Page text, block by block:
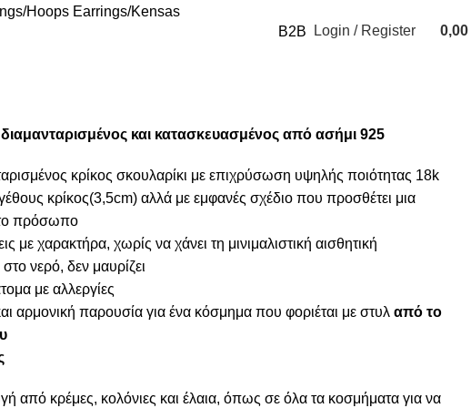
B2B Login / Register 0,00
Hoops Earrings Kensas
διαμανταρισμένος και κατασκευασμένος από ασήμι 925
κρίκος σκουλαρίκι με επιχρύσωση υψηλής ποιότητας 18k
κρίκος(3,5cm) αλλά με εμφανές σχέδιο που προσθέτει μια
πρόσωπο
με χαρακτήρα, χωρίς να χάνει τη μινιμαλιστική αισθητική
νερό, δεν μαυρίζει
με αλλεργίες
αρμονική παρουσία για ένα κόσμημα που φοριέται με στυλ από το
από κρέμες, κολόνιες και έλαια, όπως σε όλα τα κοσμήματα για να